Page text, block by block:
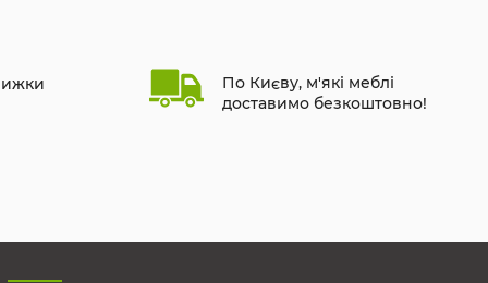
По Києву, м'які меблі
доставимо безкоштовно!